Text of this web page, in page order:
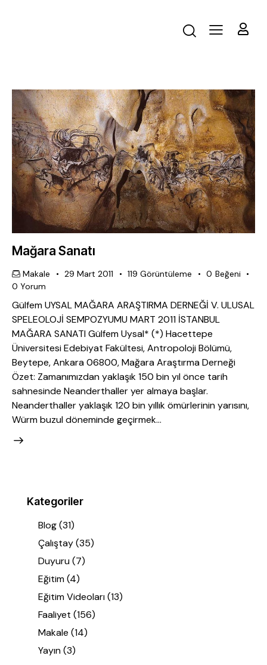
Mağara Sanatı
Makale 29 Mart 2011 119 Görüntüleme 0 Beğeni
0 Yorum
Gülfem UYSAL MAĞARA ARAŞTIRMA DERNEĞİ V. ULUSAL
SPELEOLOJİ SEMPOZYUMU MART 2011 İSTANBUL
MAĞARA SANATI Gülfem Uysal* (*) Hacettepe
Üniversitesi Edebiyat Fakültesi, Antropoloji Bölümü,
Beytepe, Ankara 06800, Mağara Araştırma Derneği
Özet: Zamanımızdan yaklaşık 150 bin yıl önce tarih
sahnesinde Neanderthaller yer almaya başlar.
Neanderthaller yaklaşık 120 bin yıllık ömürlerinin yarısını,
Würm buzul döneminde geçirmek…
Kategoriler
Blog(31)
Çalıştay(35)
Duyuru(7)
Eğitim(4)
Eğitim Videoları(13)
Faaliyet (156)
Makale (14)
Yayın(3)